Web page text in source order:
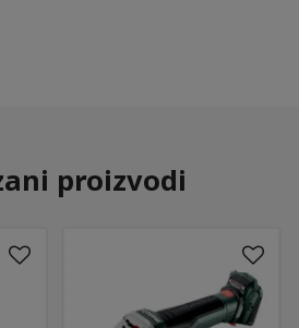
proizvodi